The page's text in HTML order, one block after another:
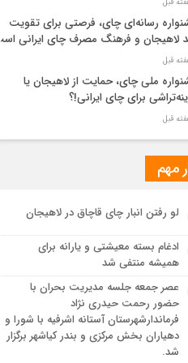
رسانه‌ای چای، فرصتی برای تقویت
لاهیجان و فرهنگ مصرف چای ایرانی است
ملی چای، حمایت از لاهیجان یا
برای چای ایرانی!؟
مطهر رهبر شهید انقلاب در حرم مطهر
آرام گرفت
در آستان امام رئوف
هوایی مراسم تشییع پیکر مطهر آقای
ایران – مشهد
تشییع پیکر مطهر آقای شهید ایران –
مهم
لو رفتن انبار چای قاچاق در لاهیجان
ادغام بسته معیشتی و یارانه برای
همیشه منتفی شد
عصر جمعه جلسه مدیریت بحران با
حضور رحمت حیدری نژاد
فرماندارشهرستان آستانه اشرفیه با شورا و
دهیاران بخش مرکزی و بندر کیاشهر برگزار
شد.